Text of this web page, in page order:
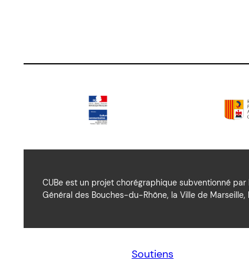
CUBe est un projet chorégraphique subventionné par
Général des Bouches-du-Rhône, la Ville de Marseille,
Soutiens